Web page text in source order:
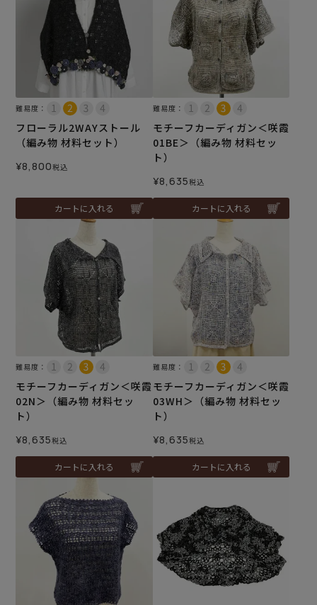
難易度：
フローラル2WAYストール
（編み物 材料セット）
¥8,800税込
カートに入れる
難易度：
モチーフカーディガン＜咲霞
01BE＞（編み物 材料セッ
ト）
¥8,635税込
カートに入れる
難易度：
モチーフカーディガン＜咲霞
02N＞（編み物 材料セッ
ト）
¥8,635税込
カートに入れる
難易度：
モチーフカーディガン＜咲霞
03WH＞（編み物 材料セッ
ト）
¥8,635税込
カートに入れる